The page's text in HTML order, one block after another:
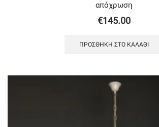
απόχρωση
€145.00
ΠΡΟΣΘΉΚΗ ΣΤΟ ΚΑΛΆΘΙ